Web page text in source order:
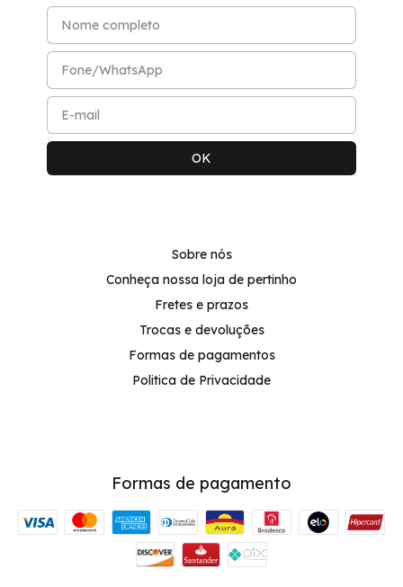
Sobre nós
Conheça nossa loja de pertinho
Fretes e prazos
Trocas e devoluções
Formas de pagamentos
Politica de Privacidade
Formas de pagamento